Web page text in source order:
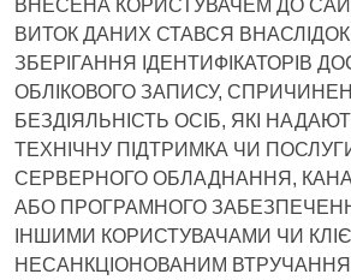
ВНЕСЕНА КОРИСТУВАЧЕМ ДО
ВИТОК ДАНИХ СТАВСЯ
ЗБЕРІГАННЯ ІДЕНТИФІКАТОРІВ
ОБЛІКОВОГО ЗАПИСУ,
БЕЗДІЯЛЬНІСТЬ ОСІБ, ЯКІ
ТЕХНІЧНУ ПІДТРИМКА ЧИ
СЕРВЕРНОГО ОБЛАДНАННЯ,
АБО ПРОГРАМНОГО
ІНШИМИ КОРИСТУВАЧАМИ ЧИ
НЕСАНКЦІОНОВАНИМ